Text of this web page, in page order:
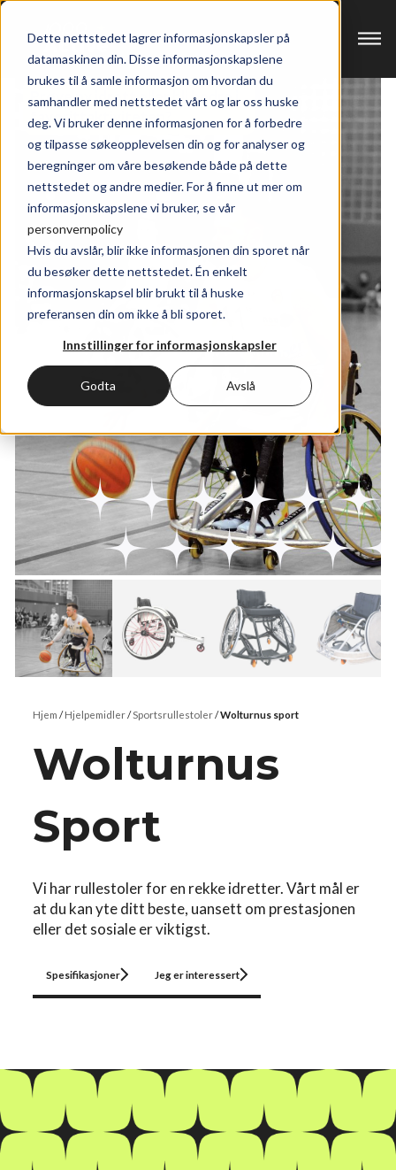
Dette nettstedet lagrer informasjonskapsler på
datamaskinen din. Disse informasjonskapslene
brukes til å samle informasjon om hvordan du
samhandler med nettstedet vårt og lar oss huske
deg. Vi bruker denne informasjonen for å forbedre
og tilpasse søkeopplevelsen din og for analyser og
beregninger om våre besøkende både på dette
nettstedet og andre medier. For å finne ut mer om
informasjonskapslene vi bruker, se vår
personvernpolicy
Hvis du avslår, blir ikke informasjonen din sporet når
du besøker dette nettstedet. Én enkelt
informasjonskapsel blir brukt til å huske
preferansen din om ikke å bli sporet.
Innstillinger for informasjonskapsler
Godta Avslå
Hjem/Hjelpemidler/Sportsrullestoler/Wolturnus sport
Wolturnus
Sport
Vi har rullestoler for en rekke idretter. Vårt mål er
at du kan yte ditt beste, uansett om prestasjonen
eller det sosiale er viktigst.
Spesifikasjoner Jeg er interessert